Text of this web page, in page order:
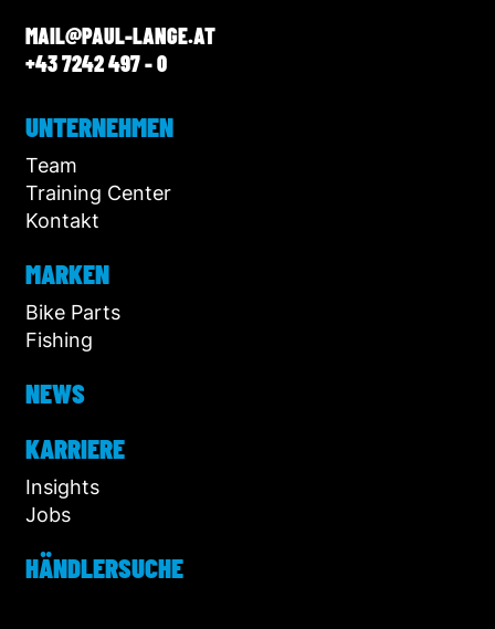
MAIL@PAUL-LANGE.AT
+43 7242 497 - 0
UNTERNEHMEN
Team
Training Center
Kontakt
MARKEN
Bike Parts
Fishing
NEWS
KARRIERE
Insights
Jobs
HÄNDLERSUCHE